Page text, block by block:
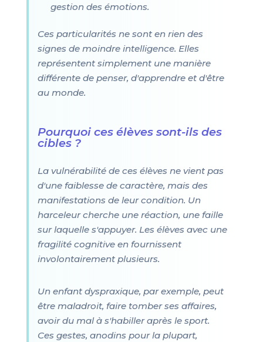
gestion des émotions.
Ces particularités ne sont en rien des
signes de moindre intelligence. Elles
représentent simplement une manière
différente de penser, d'apprendre et d'être
au monde.
Pourquoi ces élèves sont-ils des
cibles ?
La vulnérabilité de ces élèves ne vient pas
d'une faiblesse de caractère, mais des
manifestations de leur condition. Un
harceleur cherche une réaction, une faille
sur laquelle s'appuyer. Les élèves avec une
fragilité cognitive en fournissent
involontairement plusieurs.
Un enfant dyspraxique, par exemple, peut
être maladroit, faire tomber ses affaires,
avoir du mal à s'habiller après le sport.
Ces gestes, anodins pour la plupart,